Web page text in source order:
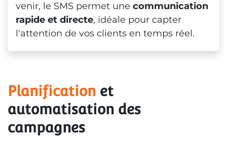
venir, le SMS permet une communication
rapide et directe, idéale pour capter
l'attention de vos clients en temps réel.
Planification et
automatisation des
campagnes